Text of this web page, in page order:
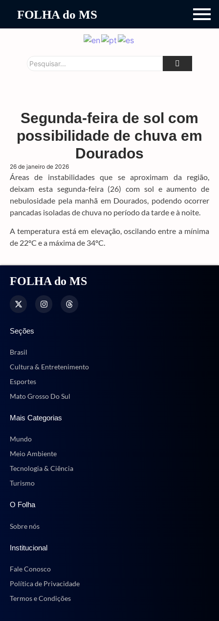
FOLHA do MS
Segunda-feira de sol com
possibilidade de chuva em
Dourados
26 de janeiro de 2026
Áreas de instabilidades que se aproximam da região,
deixam esta segunda-feira (26) com sol e aumento de
nebulosidade pela manhã em Dourados, podendo ocorrer
pancadas isoladas de chuva no período da tarde e à noite.
A temperatura está em elevação, oscilando entre a mínima
de 22ºC e a máxima de 34ºC.
FOLHA do MS
Seções
Brasil
Cultura & Entretenimento
Esportes
Mato Grosso Do Sul
Mais Categorias
Mundo
Meio Ambiente
Tecnologia & Ciência
Turismo
O Folha
Sobre nós
Institucional
Fale Conosco
Política de Privacidade
Termos e Condições